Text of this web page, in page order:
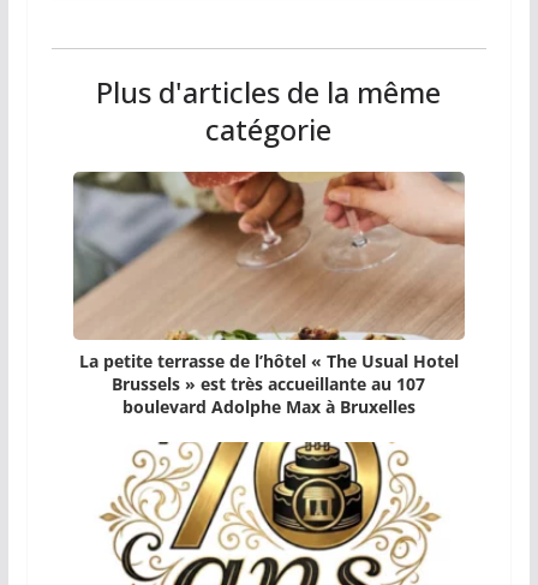
Plus d'articles de la même
catégorie
La petite terrasse de l’hôtel « The Usual Hotel
Brussels » est très accueillante au 107
boulevard Adolphe Max à Bruxelles